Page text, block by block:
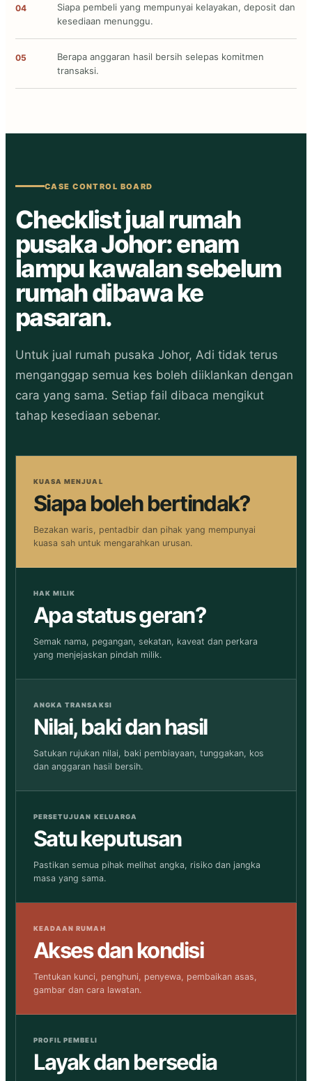
04
Siapa pembeli yang mempunyai kelayakan, deposit dan
kesediaan menunggu.
05
Berapa anggaran hasil bersih selepas komitmen
transaksi.
CASE CONTROL BOARD
Checklist jual rumah
pusaka Johor: enam
lampu kawalan sebelum
rumah dibawa ke
pasaran.
Untuk jual rumah pusaka Johor, Adi tidak terus
menganggap semua kes boleh diiklankan dengan
cara yang sama. Setiap fail dibaca mengikut
tahap kesediaan sebenar.
KUASA MENJUAL
Siapa boleh bertindak?
Bezakan waris, pentadbir dan pihak yang mempunyai
kuasa sah untuk mengarahkan urusan.
HAK MILIK
Apa status geran?
Semak nama, pegangan, sekatan, kaveat dan perkara
yang menjejaskan pindah milik.
ANGKA TRANSAKSI
Nilai, baki dan hasil
Satukan rujukan nilai, baki pembiayaan, tunggakan, kos
dan anggaran hasil bersih.
PERSETUJUAN KELUARGA
Satu keputusan
Pastikan semua pihak melihat angka, risiko dan jangka
masa yang sama.
KEADAAN RUMAH
Akses dan kondisi
Tentukan kunci, penghuni, penyewa, pembaikan asas,
gambar dan cara lawatan.
PROFIL PEMBELI
Layak dan bersedia